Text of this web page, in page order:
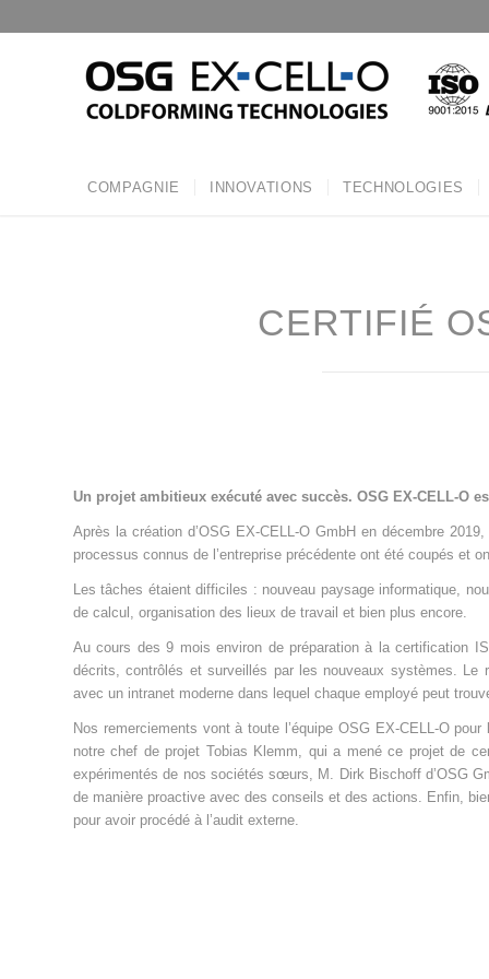
COMPAGNIE INNOVATIONS TECHNOLOGIES
CERTIFIÉ
Un projet ambitieux exécuté avec succès. OSG EX-CELL-O
Après la création d’OSG EX-CELL-O GmbH en décembre
processus connus de l’entreprise précédente ont été coupés et
Les tâches étaient difficiles : nouveau paysage informatique,
de calcul, organisation des lieux de travail et bien plus encore.
Au cours des 9 mois environ de préparation à la certification
décrits, contrôlés et surveillés par les nouveaux systèmes. Le
avec un intranet moderne dans lequel chaque employé peut
Nos remerciements vont à toute l’équipe OSG EX-CELL-O
notre chef de projet Tobias Klemm, qui a mené ce projet de
expérimentés de nos sociétés sœurs, M. Dirk Bischoff d’OSG
de manière proactive avec des conseils et des actions. Enfin,
pour avoir procédé à l’audit externe.